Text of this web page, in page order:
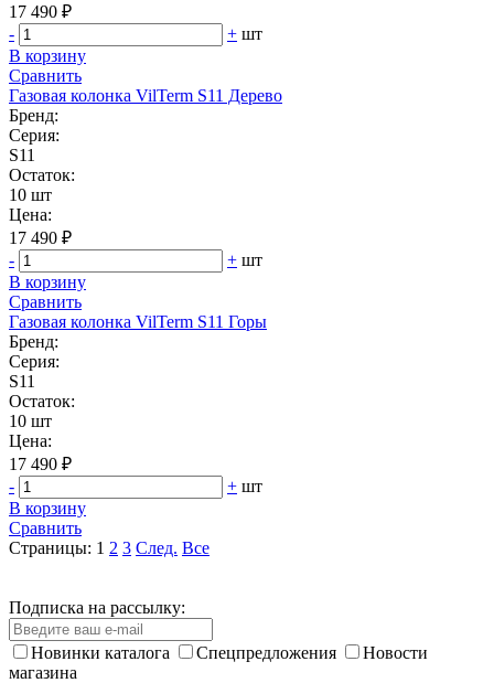
17 490 ₽
-
+ шт
В корзину
Сравнить
Газовая колонка VilTerm S11 Дерево
Бренд:
Серия:
S11
Остаток:
10 шт
Цена:
17 490 ₽
-
+ шт
В корзину
Сравнить
Газовая колонка VilTerm S11 Горы
Бренд:
Серия:
S11
Остаток:
10 шт
Цена:
17 490 ₽
-
+ шт
В корзину
Сравнить
Страницы: 1 2 3 След. Все
Подписка на рассылку:
Новинки каталога Спецпредложения
Новости
магазина